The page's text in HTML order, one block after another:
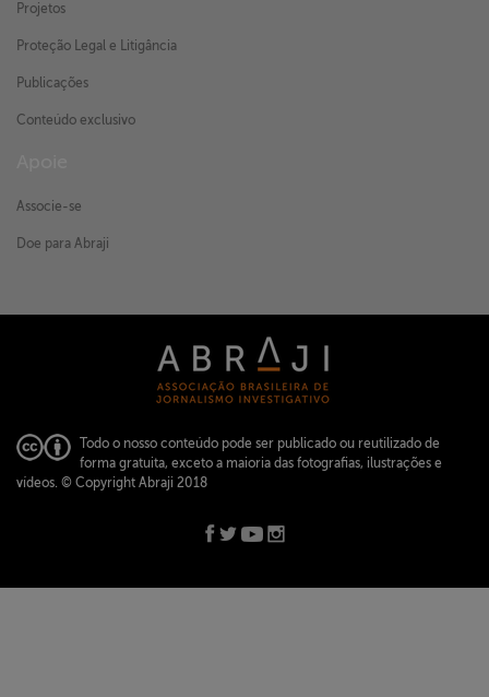
Projetos
Proteção Legal e Litigância
Publicações
Conteúdo exclusivo
Associe-se
Doe para Abraji
Todo o nosso conteúdo pode ser publicado ou reutilizado de
forma gratuita, exceto a maioria das fotografias, ilustrações e
vídeos. © Copyright Abraji 2018